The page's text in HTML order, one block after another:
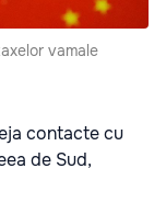
vamale
contacte cu
de Sud,